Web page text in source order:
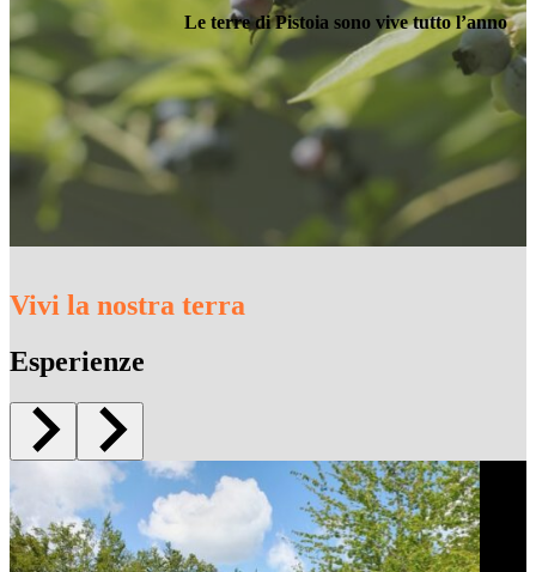
Le terre di Pistoia sono vive tutto l’anno
Vivi la nostra terra
Esperienze